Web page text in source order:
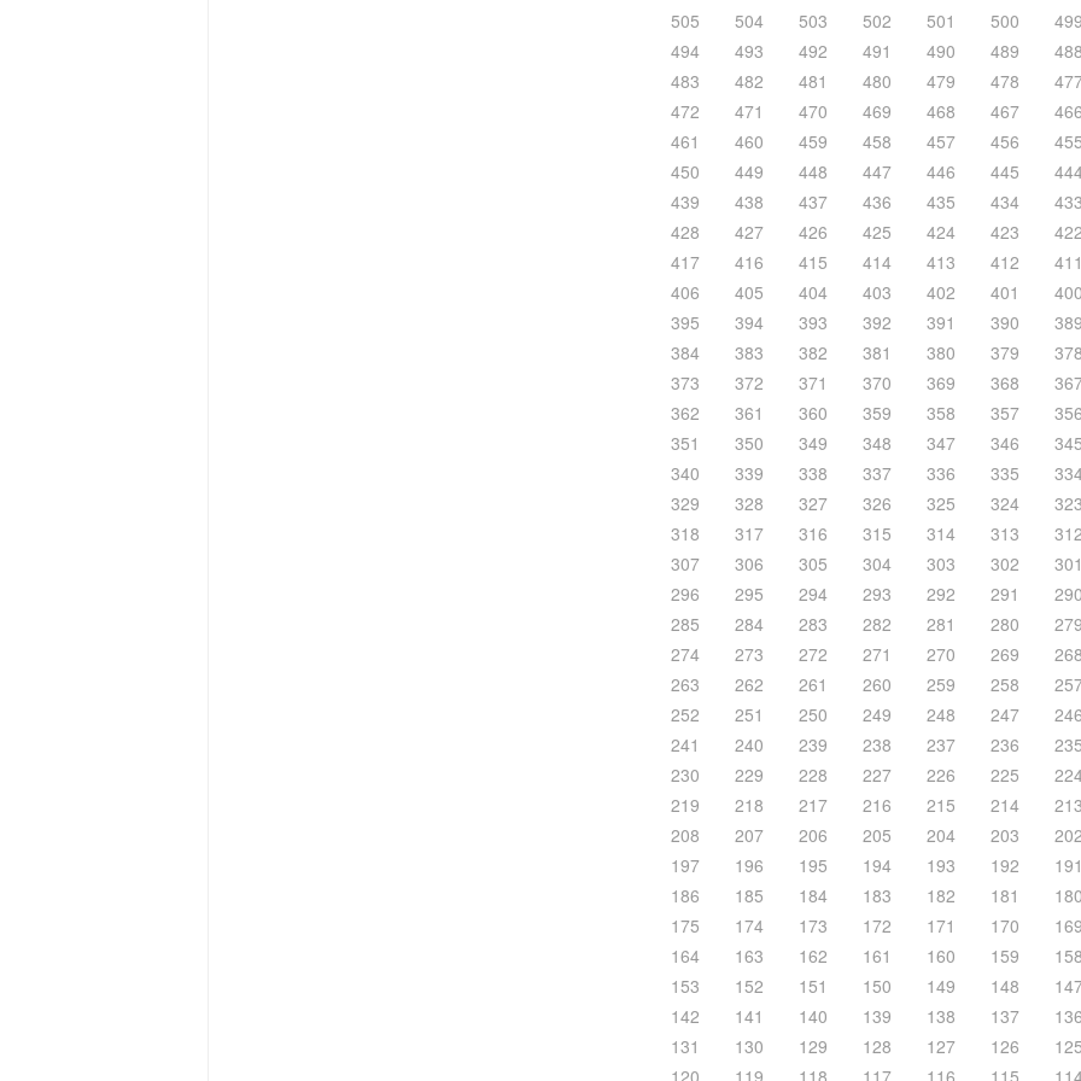
505
504 503 502 501 500
494
493 492 491 490 489
483
482 481 480 479 478
472
471 470 469 468 467
461
460 459 458 457 456
450
449 448 447 446 445
439
438 437 436 435 434
428
427 426 425 424 423
417
416 415 414 413 412
406
405 404 403 402 401
395
394 393 392 391 390
384
383 382 381 380 379
373
372 371 370 369 368
362
361 360 359 358 357
351
350 349 348 347 346
340
339 338 337 336 335
329
328 327 326 325 324
318
317 316 315 314 313
307
306 305 304 303 302
296
295 294 293 292 291
285
284 283 282 281 280
274
273 272 271 270 269
263
262 261 260 259 258
252
251 250 249 248 247
241
240 239 238 237 236
230
229 228 227 226 225
219
218 217 216 215 214
208
207 206 205 204 203
197
196 195 194 193 192
186
185 184 183 182 181
175
174 173 172 171 170
164
163 162 161 160 159
153
152 151 150 149 148
142
141 140 139 138 137
131
130 129 128 127 126
120
119 118 117 116 115